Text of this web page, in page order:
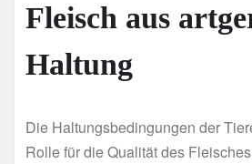
Fleisch aus
Haltung
Die Haltungsbedingungen der
Rolle für die Qualität des